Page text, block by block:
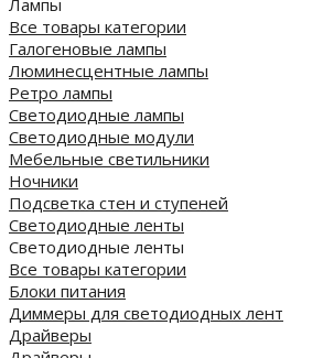
Все товары категории
Галогеновые лампы
Люминесцентные лампы
Ретро лампы
Светодиодные лампы
Светодиодные модули
Мебельные светильники
Ночники
Подсветка стен и ступеней
Светодиодные ленты
Светодиодные ленты
Все товары категории
Блоки питания
Диммеры для светодиодных лент
Драйверы